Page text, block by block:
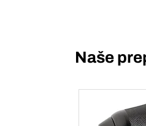
Naše